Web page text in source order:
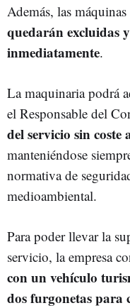
Además, las máquinas
quedarán excluidas
inmediatamente.
La maquinaria podrá
el Responsable del
del servicio sin coste
manteniéndose
normativa de
medioambiental.
Para poder llevar la
servicio, la empresa
con un vehículo
dos furgonetas para